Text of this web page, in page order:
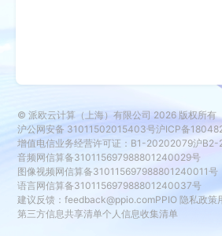
© 派欧云计算（上海）有限公司 2026 版权所有
沪公网安备 31011502015403号沪ICP备
增值电信业务经营许可证：B1-20202079沪B2-
音频网信算备310115697988801240029号
图像视频网信算备310115697988801240011号
语言网信算备310115697988801240037号
建议反馈：feedback@ppio.comPPIO 隐私政策
第三方信息共享清单个人信息收集清单